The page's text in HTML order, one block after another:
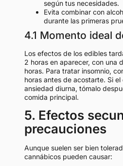
según tus necesidades.
Evita combinar con
durante las primeras
4.1 Momento ideal
Los efectos de los edibles
2 horas en aparecer, con una
horas. Para tratar insomnio,
horas antes de acostarte. Si
ansiedad diurna, tómalo
comida principal.
5. Efectos
precauciones
Aunque suelen ser bien
cannábicos pueden causar: